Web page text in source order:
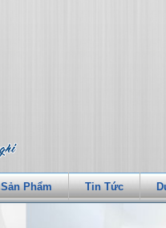
Sản Phẩm Tin Tức